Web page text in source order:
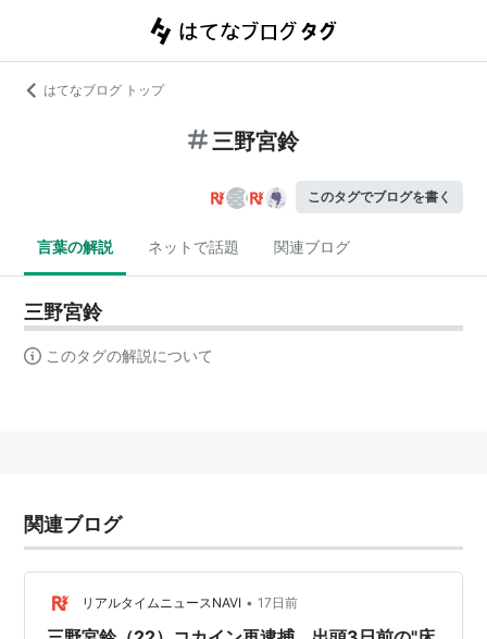
はてなブログ トップ
三野宮鈴
このタグでブログを書く
言葉の解説 ネットで話題 関連ブログ
三野宮鈴
このタグの解説について
関連ブログ
リアルタイムニュースNAVI • 17日前